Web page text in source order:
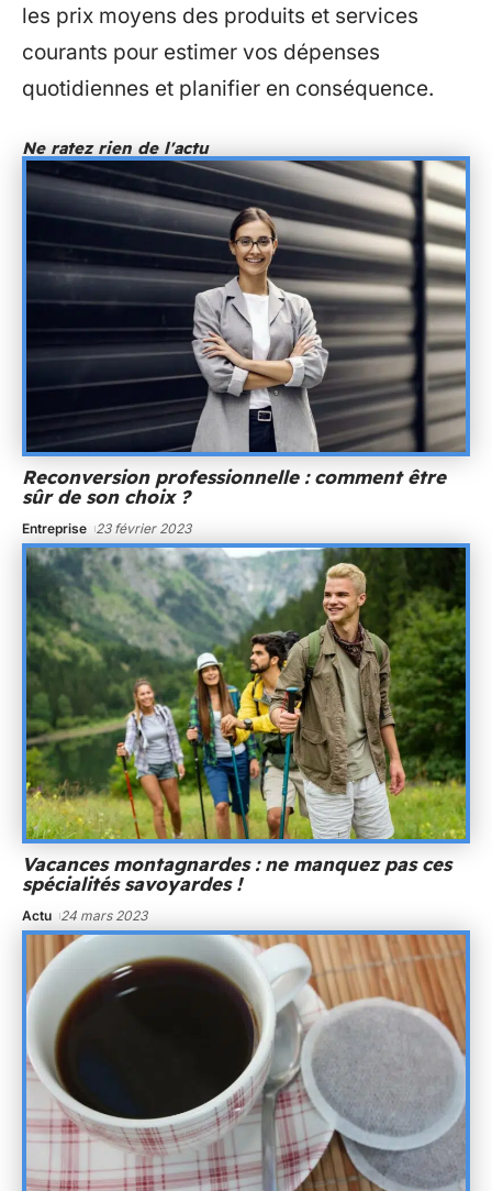
les prix moyens des produits et services
courants pour estimer vos dépenses
quotidiennes et planifier en conséquence.
Ne ratez rien de l'actu
Reconversion professionnelle : comment être
sûr de son choix ?
Entreprise 23 février 2023
Vacances montagnardes : ne manquez pas ces
spécialités savoyardes !
Actu 24 mars 2023